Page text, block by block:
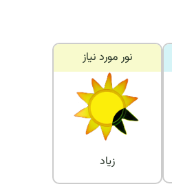
نور مورد نياز
زیاد